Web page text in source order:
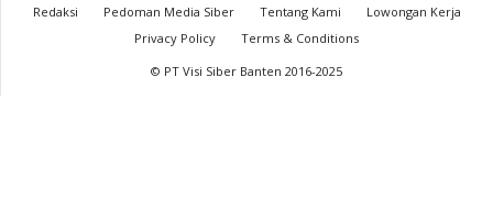
Redaksi Pedoman Media Siber Tentang Kami
Lowongan Kerja
Privacy Policy
Terms & Conditions
© PT Visi Siber Banten 2016-2025